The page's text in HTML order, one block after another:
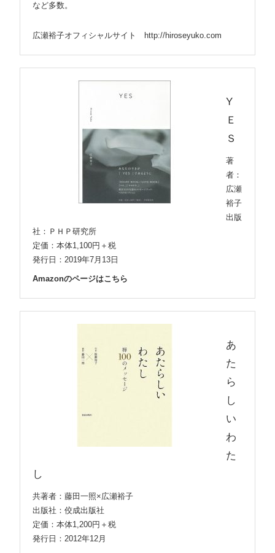
など多数。
広瀬裕子オフィシャルサイト http://hiroseyuko.com
Y
Ｅ
Ｓ
著
者：
広瀬
裕子
出版
社：ＰＨＰ研究所
定価：本体1,100円＋税
発行日：2019年7月13日
Amazonのページはこちら
あ
た
ら
し
い
わ
た
し
共著者：藤田一照×広瀬裕子
出版社：佼成出版社
定価：本体1,200円＋税
発行日：2012年12月